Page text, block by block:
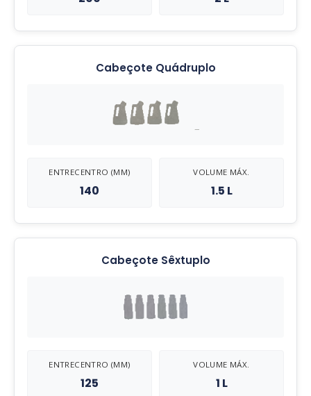
Cabeçote Quádruplo
ENTRECENTRO (MM)
140
VOLUME MÁX.
1.5 L
Cabeçote Sêxtuplo
ENTRECENTRO (MM)
125
VOLUME MÁX.
1 L